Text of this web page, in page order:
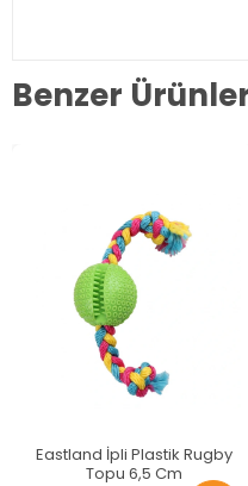
Benzer
Eastland İpli Plastik Rugby
Topu 6,5 Cm